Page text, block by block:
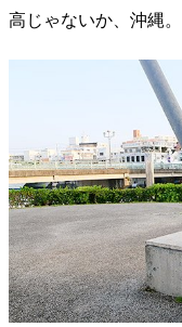
高じゃないか、沖縄。